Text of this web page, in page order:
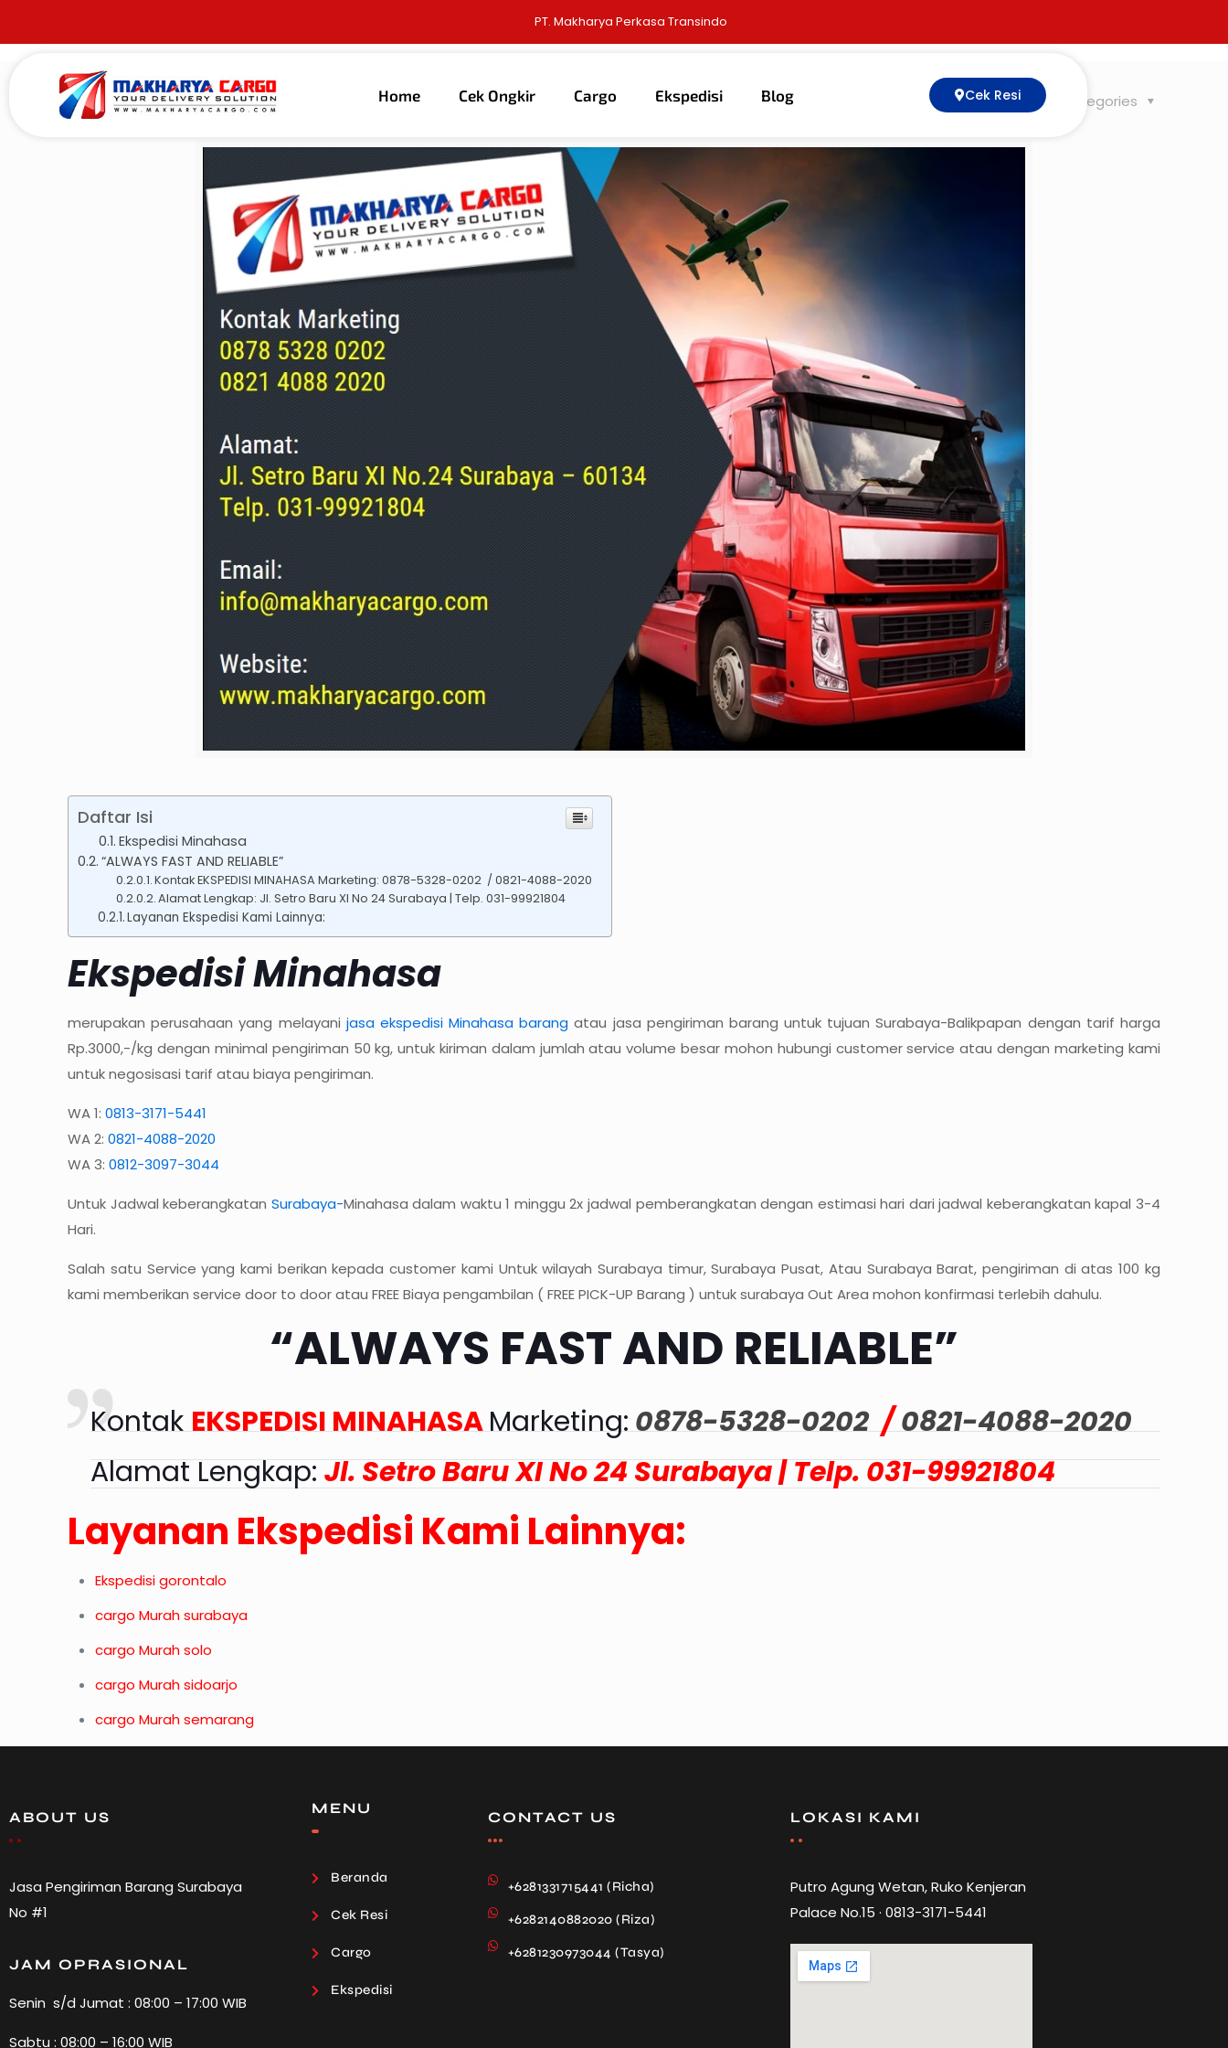
PT. Makharya Perkasa Transindo
Home Cek Ongkir Cargo Ekspedisi Blog Cek Resi
Published by makharyaon 4 Januari 2022 Categories
Tags
Daftar Isi
Ekspedisi Minahasa
“ALWAYS FAST AND RELIABLE”
Kontak EKSPEDISI MINAHASA Marketing: 0878-5328-0202 / 0821-4088-2020
Alamat Lengkap: Jl. Setro Baru XI No 24 Surabaya | Telp. 031-99921804
Layanan Ekspedisi Kami Lainnya:
Ekspedisi Minahasa
merupakan perusahaan yang melayani jasa ekspedisi Minahasa barang atau jasa pengiriman barang untuk tujuan Surabaya-Balikpapan dengan tarif harga
Rp.3000,-/kg dengan minimal pengiriman 50 kg, untuk kiriman dalam jumlah atau volume besar mohon hubungi customer service atau dengan marketing kami
untuk negosisasi tarif atau biaya pengiriman.
WA 1:0813-3171-5441
WA 2:0821-4088-2020
WA 3:0812-3097-3044
Untuk Jadwal keberangkatan Surabaya-Minahasa dalam waktu 1 minggu 2x jadwal pemberangkatan dengan estimasi hari dari jadwal keberangkatan kapal 3-4
Hari.
Salah satu Service yang kami berikan kepada customer kami Untuk wilayah Surabaya timur, Surabaya Pusat, Atau Surabaya Barat, pengiriman di atas 100 kg
kami memberikan service door to door atau FREE Biaya pengambilan ( FREE PICK-UP Barang ) untuk surabaya Out Area mohon konfirmasi terlebih dahulu.
“ALWAYS FAST AND RELIABLE”
KontakEKSPEDISI MINAHASAMarketing:0878-5328-0202/0821-4088-2020
Alamat Lengkap:Jl. Setro Baru XI No 24 Surabaya | Telp. 031-99921804
Layanan Ekspedisi Kami Lainnya:
Ekspedisi gorontalo
cargo Murah surabaya
cargo Murah solo
cargo Murah sidoarjo
cargo Murah semarang
ABOUT US
Jasa Pengiriman Barang Surabaya
No #1
JAM OPRASIONAL
Senin s/d Jumat : 08:00 – 17:00 WIB
Sabtu : 08:00 – 16:00 WIB
MENU
Beranda
Cek Resi
Cargo
Ekspedisi
CONTACT US
+6281331715441 (Richa)
+6282140882020 (Riza)
+6281230973044 (Tasya)
LOKASI KAMI
Putro Agung Wetan, Ruko Kenjeran
Palace No.15 · 0813-3171-5441